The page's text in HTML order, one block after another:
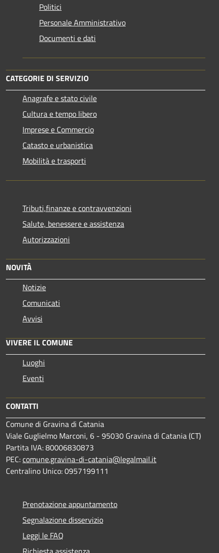
Politici
Personale Amministrativo
Documenti e dati
CATEGORIE DI SERVIZIO
Anagrafe e stato civile
Cultura e tempo libero
Imprese e Commercio
Catasto e urbanistica
Mobilità e trasporti
Tributi,finanze e contravvenzioni
Salute, benessere e assistenza
Autorizzazioni
NOVITÀ
Notizie
Comunicati
Avvisi
VIVERE IL COMUNE
Luoghi
Eventi
CONTATTI
Comune di Gravina di Catania
Viale Guglielmo Marconi, 6 - 95030 Gravina di Catania (CT)
Partita IVA: 80006830873
PEC:comune.gravina-di-catania@legalmail.it
Centralino Unico: 0957199111
Prenotazione appuntamento
Segnalazione disservizio
Leggi le FAQ